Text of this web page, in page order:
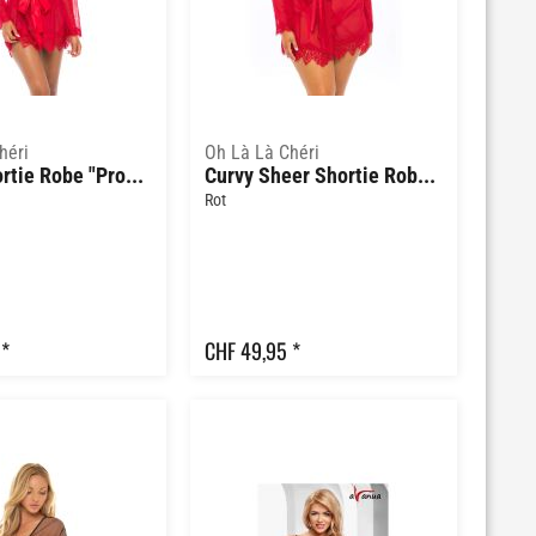
Sheer Shortie Robe "Provence"
Oh Là Là Chéri
Curvy Sheer Shortie Robe "Provence"
Rot
CHF 49,95 *